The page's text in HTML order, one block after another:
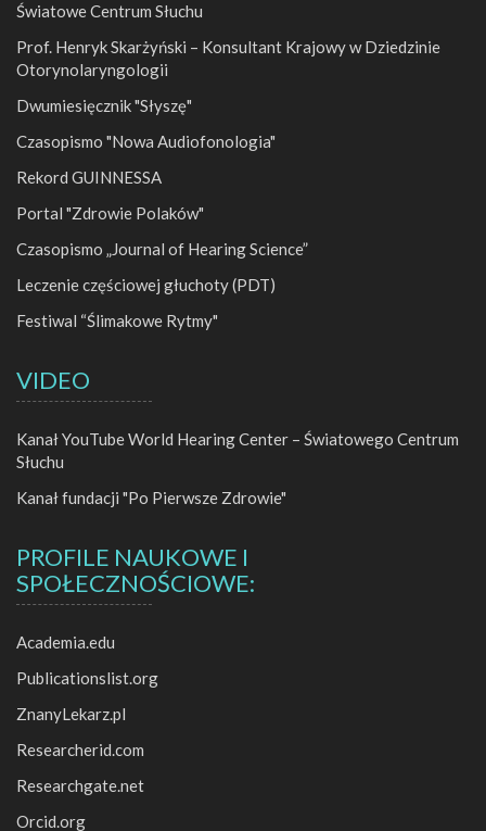
Światowe Centrum Słuchu
Prof. Henryk Skarżyński – Konsultant Krajowy w Dziedzinie
Otorynolaryngologii
Dwumiesięcznik "Słyszę"
Czasopismo "Nowa Audiofonologia"
Rekord GUINNESSA
Portal "Zdrowie Polaków"
Czasopismo „Journal of Hearing Science”
Leczenie częściowej głuchoty (PDT)
Festiwal “Ślimakowe Rytmy"
VIDEO
Kanał YouTube World Hearing Center – Światowego Centrum
Słuchu
Kanał fundacji "Po Pierwsze Zdrowie"
PROFILE NAUKOWE I
SPOŁECZNOŚCIOWE:
Academia.edu
Publicationslist.org
ZnanyLekarz.pl
Researcherid.com
Researchgate.net
Orcid.org